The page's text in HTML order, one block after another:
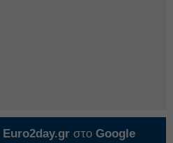
Euro2day.gr στο Google